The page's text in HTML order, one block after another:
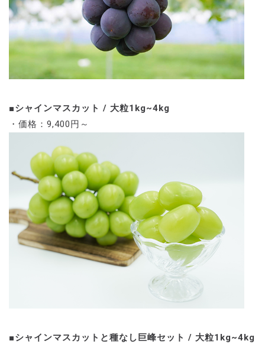
■シャインマスカット / 大粒1kg~4kg
・価格：9,400円～
■シャインマスカットと種なし巨峰セット / 大粒1kg~4kg